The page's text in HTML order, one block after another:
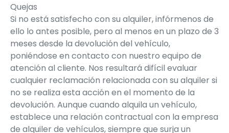
Quejas
Si no está satisfecho con su alquiler, infórmenos de
ello lo antes posible, pero al menos en un plazo de 3
meses desde la devolución del vehículo,
poniéndose en contacto con nuestro equipo de
atención al cliente. Nos resultará difícil evaluar
cualquier reclamación relacionada con su alquiler si
no se realiza esta acción en el momento de la
devolución. Aunque cuando alquila un vehículo,
establece una relación contractual con la empresa
de alquiler de vehículos, siempre que surja un